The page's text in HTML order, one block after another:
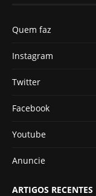
Quem faz
Instagram
Twitter
Facebook
Youtube
Anuncie
ARTIGOS RECENTES